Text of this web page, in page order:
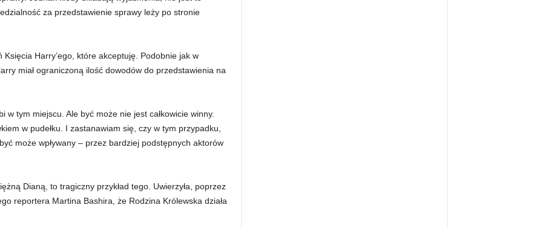
za przedstawienie sprawy leży po stronie
Księcia Harry’ego, które akceptuję. Podobnie jak w
miał ograniczoną ilość dowodów do przedstawienia na
w tym miejscu. Ale być może nie jest całkowicie winny.
w pudełku. I zastanawiam się, czy w tym przypadku,
może wpływany – przez bardziej podstępnych aktorów
Dianą, to tragiczny przykład tego. Uwierzyła, poprzez
reportera Martina Bashira, że Rodzina Królewska działa